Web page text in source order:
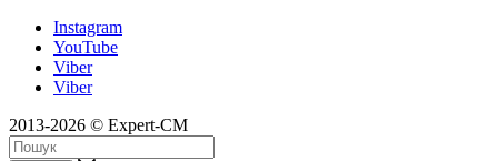
Instagram
YouTube
Viber
Viber
2013-2026 © Expert-CM